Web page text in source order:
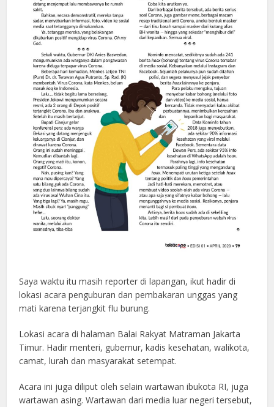
Saya waktu itu masih reporter di lapangan, ikut hadir di
lokasi acara penguburan dan pembakaran unggas yang
mati karena terjangkit flu burung.
Lokasi acara di halaman Balai Rakyat Matraman Jakarta
Timur. Hadir menteri, gubernur, kadis kesehatan, walikota,
camat, lurah dan masyarakat setempat.
Acara ini juga diliput oleh selain wartawan ibukota RI, juga
wartawan asing. Wartawan dari media luar negeri tersebut,